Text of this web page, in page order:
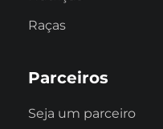
Raças
Parceiros
Seja um parceiro